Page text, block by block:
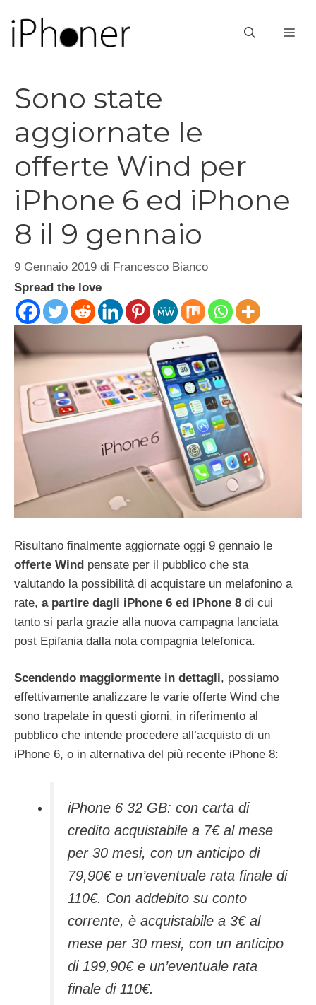
contenuto
Sono state
aggiornate le
offerte Wind per
iPhone 6 ed iPhone
8 il 9 gennaio
9 Gennaio 2019 di Francesco Bianco
Spread the love
Risultano finalmente aggiornate oggi 9 gennaio le
offerte Wind pensate per il pubblico che sta
valutando la possibilità di acquistare un melafonino a
rate, a partire dagli iPhone 6 ed iPhone 8 di cui
tanto si parla grazie alla nuova campagna lanciata
post Epifania dalla nota compagnia telefonica.
Scendendo maggiormente in dettagli, possiamo
effettivamente analizzare le varie offerte Wind che
sono trapelate in questi giorni, in riferimento al
pubblico che intende procedere all’acquisto di un
iPhone 6, o in alternativa del più recente iPhone 8:
iPhone 6 32 GB: con carta di
credito acquistabile a 7€ al mese
per 30 mesi, con un anticipo di
79,90€ e un’eventuale rata finale di
110€. Con addebito su conto
corrente, è acquistabile a 3€ al
mese per 30 mesi, con un anticipo
di 199,90€ e un’eventuale rata
finale di 110€.